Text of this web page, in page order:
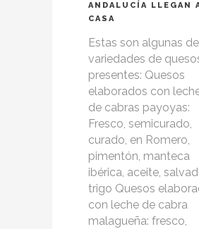
ANDALUCÍA LLEGAN
CASA
Estas son algunas
variedades de
presentes: Quesos
elaborados con
de cabras payoyas:
Fresco, semicurado,
curado, en Romero,
pimentón, manteca
ibérica, aceite,
trigo Quesos
con leche de cabra
malagueña: fresco,